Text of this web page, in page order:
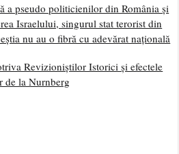
a pseudo politicienilor din România și
Israelului, singurul stat terorist din
nu au o fibră cu adevărat națională
Revizioniștilor Istorici și efectele
de la Nurnberg